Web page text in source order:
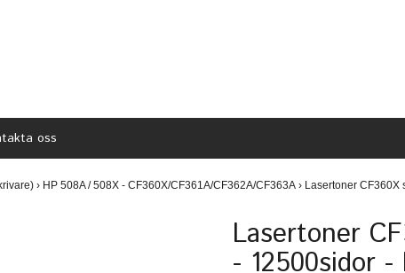
oss
› HP 508A / 508X - CF360X/CF361A/CF362A/CF363A › Lasertoner CF360X
Lasertoner
- 12500sidor -